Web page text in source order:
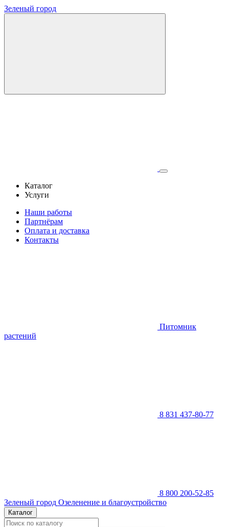
Зеленый город
Каталог
Услуги
Наши работы
Партнёрам
Оплата и доставка
Контакты
Питомник
растений
8 831 437-80-77
8 800 200-52-85
Зеленый город Озеленение и благоустройство
Каталог